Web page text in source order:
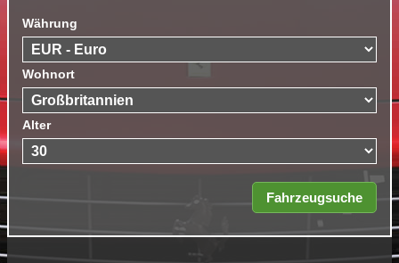
Währung
Wohnort
Alter